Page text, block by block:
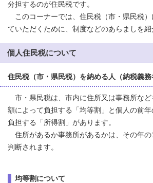
分担するのが住民税です。
このコーナーでは、住民税（市・県民税）
ていただくために、制度などのあらましを紹
個人住民税について
住民税（市・県民税）を納める人（納税義務
市・県民税は、市内に住所又は事務所な
額によって負担する「均等割」と個人の前
負担する「所得割」があります。
住所があるか事務所があるかは、その年
判断されます。
均等割について